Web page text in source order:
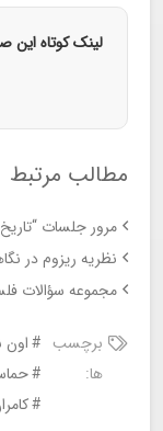
لینک کوتاه این
مطالب مرتبط
مرور جلسات
نظریه ریزوم در
مجموعه سؤالات
برچسب
ها:
اون